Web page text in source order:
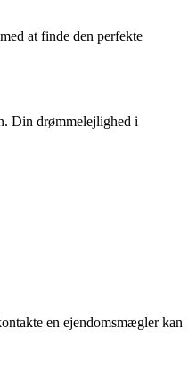
at finde den perfekte
Din drømmelejlighed i
en ejendomsmægler kan